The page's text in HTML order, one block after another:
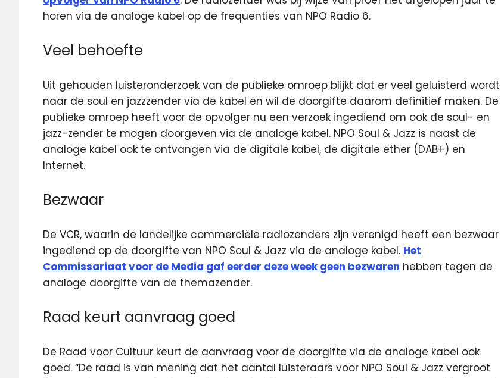
horen via de analoge kabel op de frequenties van NPO Radio 6.
Veel behoefte
Uit gehouden luisteronderzoek van de publieke omroep blijkt dat er veel geluisterd wordt
naar de soul en jazzzender via de kabel en wil de doorgifte daarom definitief maken. De
publieke omroep heeft voor de opvolger nu een verzoek ingediend om ook de soul- en
jazz-zender te mogen doorgeven via de analoge kabel. NPO Soul & Jazz is naast de
analoge kabel ook te ontvangen via de digitale kabel, de digitale ether (DAB+) en
Internet.
Bezwaar
De VCR, waarin de landelijke commerciële radiozenders zijn verenigd heeft een bezwaar
ingediend op de doorgifte van NPO Soul & Jazz via de analoge kabel. Het
Commissariaat voor de Media gaf eerder deze week geen bezwaren hebben tegen de
analoge doorgifte van de themazender.
Raad keurt aanvraag goed
De Raad voor Cultuur keurt de aanvraag voor de doorgifte via de analoge kabel ook
goed. “De raad is van mening dat het aantal luisteraars voor NPO Soul & Jazz vergroot